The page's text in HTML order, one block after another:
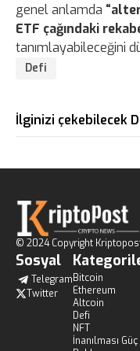
genel anlamda
ETF çağındaki
tanımlayabileceğini
Defi
İlginizi çekebilecek
© 2024 Copyright
Sosyal
Telegram
Twitter
Bitcoin
Ethereum
Altcoin
Defi
NFT
İnanılması Güç